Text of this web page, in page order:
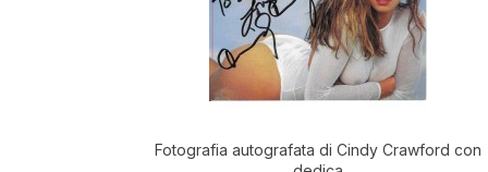
Fotografia autografata di Cindy Crawford con